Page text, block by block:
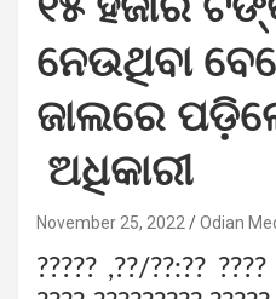
୧୫ ହଜାର
ନେଉଥିବା
ଜାଲରେ
ଅଧିକାରୀ
November 25, 2022 Odian
????? ,??/??:?? ????